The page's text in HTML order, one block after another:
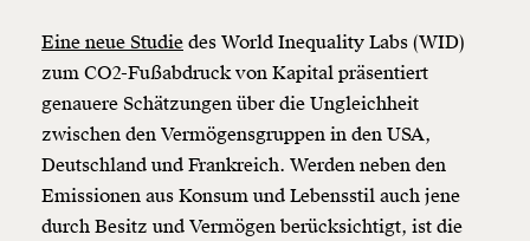
Eine neue Studie des World Inequality Labs (WID)
zum CO2-Fußabdruck von Kapital präsentiert
genauere Schätzungen über die Ungleichheit
zwischen den Vermögensgruppen in den USA,
Deutschland und Frankreich. Werden neben den
Emissionen aus Konsum und Lebensstil auch jene
durch Besitz und Vermögen berücksichtigt, ist die